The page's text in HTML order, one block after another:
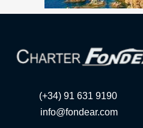
(+34) 91 631 9190
info@fondear.com